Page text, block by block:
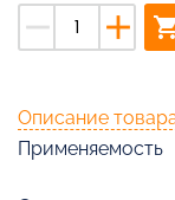
remove add
Описание
Применяемость